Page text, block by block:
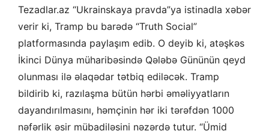
Tezadlar.az “Ukrainskaya pravda”ya istinadla xəbər
verir ki, Tramp bu barədə “Truth Social”
platformasında paylaşım edib. O deyib ki, atəşkəs
İkinci Dünya müharibəsində Qələbə Gününün qeyd
olunması ilə əlaqədar tətbiq ediləcək. Tramp
bildirib ki, razılaşma bütün hərbi əməliyyatların
dayandırılmasını, həmçinin hər iki tərəfdən 1000
nəfərlik əsir mübadiləsini nəzərdə tutur. “Ümid